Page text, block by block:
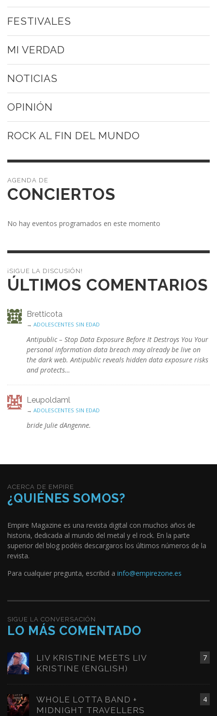
FESTIVALES
MI VERDAD
NOTICIAS
OPINIÓN
ROCK AL FIN DEL MUNDO
CONCIERTOS
No hay eventos programados en este momento
¡SIGUE LA DISCUSIÓN!
ÚLTIMOS COMENTARIOS
Bretticota
→ ADOLESCENTES SIN EDAD
Antipublic – Stop Data Exposure Before It Destroys You Your
personal information data breach may already be live on
the dark web. Antipublic reveals hidden data exposure risks
and protects…
Leupoldaml
→ ADOLESCENTES SIN EDAD
bride Julie dAngenne.
ACERCA DE EMPIRE
¿QUIÉNES SOMOS?
Empire Magazine es una revista digital con muchos años de
historia, dedicada al mundo del metal y el rock. En la parte
superior del blog podéis descargaros los últimos números de la
revista.
Para cualquier pregunta, escribid a info@empirezone.es
SIGUE LA CONVERSACIÓN
LO MÁS COMENTADO
7
LIV KRISTINE MEETS LIV
KRISTINE (ENGLISH)
4
WHOLE LOTTA BAND +
MIDNIGHT TRAVELLERS